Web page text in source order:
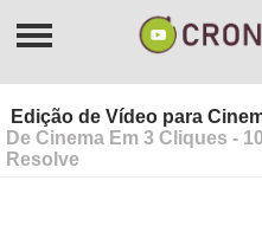
Edição de Vídeo para
De Cinema Em 3 Cliques -
Resolve